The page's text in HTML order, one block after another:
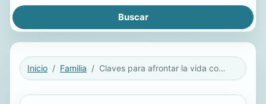
Inicio Familia Claves para afrontar la vida con un hijo con TDAH